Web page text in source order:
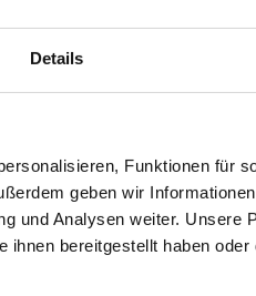
Details
Funktionen für
geben wir
und Analysen weiter. Unsere
bereitgestellt haben